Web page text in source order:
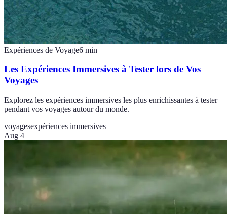
Expériences de Voyage6 min
Les Expériences Immersives à Tester lors de Vos
Voyages
Explorez les expériences immersives les plus enrichissantes à tester
pendant vos voyages autour du monde.
voyagesexpériences immersives
Aug 4